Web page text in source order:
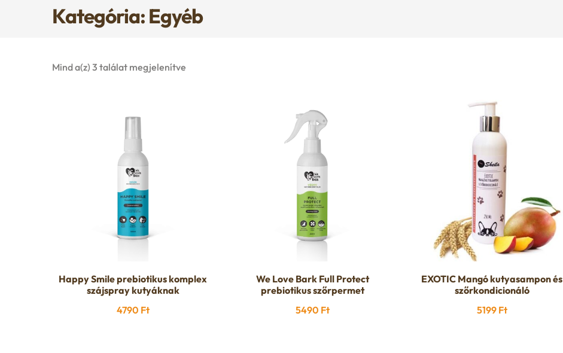
Kategória: Egyéb
Mind a(z) 3 találat megjelenítve
Happy Smile prebiotikus komplex
szájspray kutyáknak
4790 Ft
We Love Bark Full Protect
prebiotikus szőrpermet
5490 Ft
EXOTIC Mangó kutyasampon és
szőrkondicionáló
5199 Ft